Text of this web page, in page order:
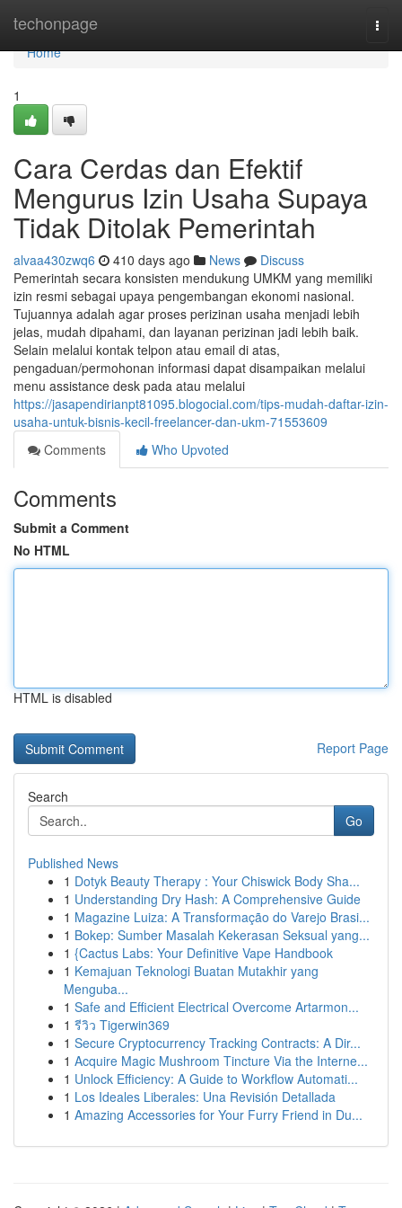
techonpage
Home
Home
1
Cara Cerdas dan Efektif
Mengurus Izin Usaha Supaya
Tidak Ditolak Pemerintah
alvaa430zwq6 410 days ago News
Discuss
Pemerintah secara konsisten mendukung UMKM yang memiliki
izin resmi sebagai upaya pengembangan ekonomi nasional.
Tujuannya adalah agar proses perizinan usaha menjadi lebih
jelas, mudah dipahami, dan layanan perizinan jadi lebih baik.
Selain melalui kontak telpon atau email di atas,
pengaduan/permohonan informasi dapat disampaikan melalui
menu assistance desk pada atau melalui
https://jasapendirianpt81095.blogocial.com/tips-mudah-daftar-izin-
usaha-untuk-bisnis-kecil-freelancer-dan-ukm-71553609
Comments
Who Upvoted
Comments
Submit a Comment
No HTML
HTML is disabled
Report Page
Search
Go
Published News
1 Dotyk Beauty Therapy : Your Chiswick Body Sha...
1 Understanding Dry Hash: A Comprehensive Guide
1 Magazine Luiza: A Transformação do Varejo Brasi...
1 Bokep: Sumber Masalah Kekerasan Seksual yang...
1 {Cactus Labs: Your Definitive Vape Handbook
1 Kemajuan Teknologi Buatan Mutakhir yang
Menguba...
1 Safe and Efficient Electrical Overcome Artarmon...
1 รีวิว Tigerwin369
1 Secure Cryptocurrency Tracking Contracts: A Dir...
1 Acquire Magic Mushroom Tincture Via the Interne...
1 Unlock Efficiency: A Guide to Workflow Automati...
1 Los Ideales Liberales: Una Revisión Detallada
1 Amazing Accessories for Your Furry Friend in Du...